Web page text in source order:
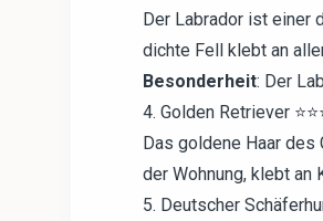
Der Labrador ist einer
dichte Fell klebt an
Besonderheit: Der
4. Golden Retriever
Das goldene Haar
der Wohnung, klebt an
5. Deutscher